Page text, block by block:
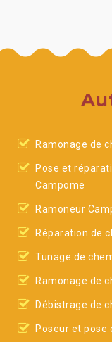
Ramonage de
Pose et
Campome
Ramoneur
Réparation de
Tunage de
Ramonage de
Débistrage de
Poseur et pose